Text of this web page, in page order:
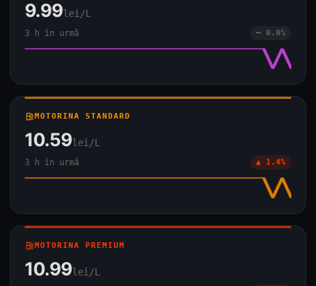
9.99lei/L
3 h în urmă ━ 0.0%
local_gas_stationMOTORINA STANDARD
10.59lei/L
3 h în urmă ▲ 1.4%
local_gas_stationMOTORINA PREMIUM
10.99lei/L